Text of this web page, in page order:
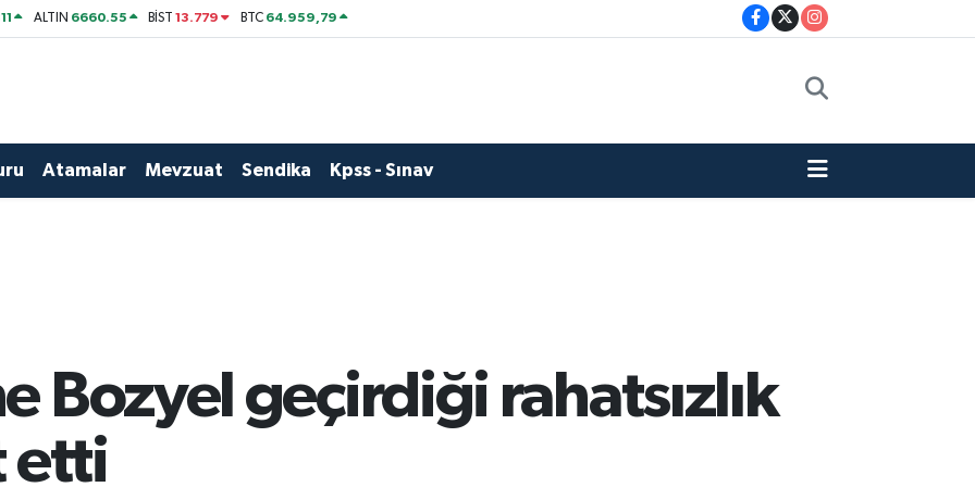
ALTIN 6660.55 BİST13.779 BTC 64.959,79
Atamalar Mevzuat Sendika Kpss - Sınav
Bozyel geçirdiği rahatsızlık
etti